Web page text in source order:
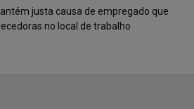
justa causa de empregado que
no local de trabalho